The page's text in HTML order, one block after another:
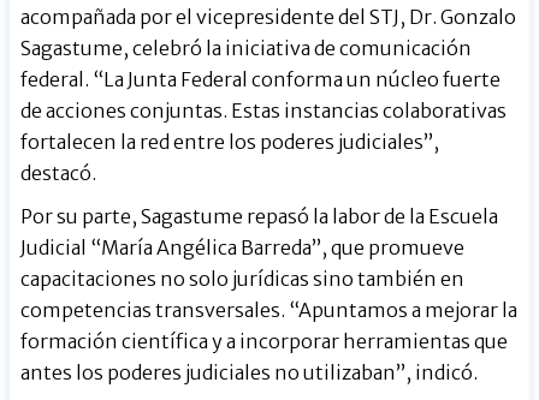
acompañada por el vicepresidente del STJ, Dr. Gonzalo
Sagastume, celebró la iniciativa de comunicación
federal. “La Junta Federal conforma un núcleo fuerte
de acciones conjuntas. Estas instancias colaborativas
fortalecen la red entre los poderes judiciales”,
destacó.
Por su parte, Sagastume repasó la labor de la Escuela
Judicial “María Angélica Barreda”, que promueve
capacitaciones no solo jurídicas sino también en
competencias transversales. “Apuntamos a mejorar la
formación científica y a incorporar herramientas que
antes los poderes judiciales no utilizaban”, indicó.